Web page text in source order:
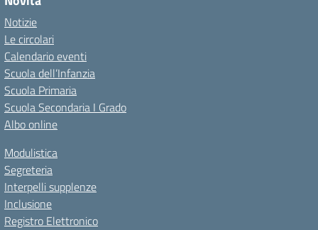
Notizie
Le circolari
Calendario eventi
Scuola dell’Infanzia
Scuola Primaria
Scuola Secondaria I Grado
Albo online
Modulistica
Segreteria
Interpelli supplenze
Inclusione
Registro Elettronico